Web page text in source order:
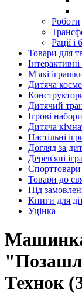
Роботи
Рації і
Товари для
М'які
Дитяча
Дитячий
Ігрові набори
Дитяча
Настільні
Догляд за
Дерев'яні
Спорттовари
Товари до
Під
Книги для
Уцінка
Технок